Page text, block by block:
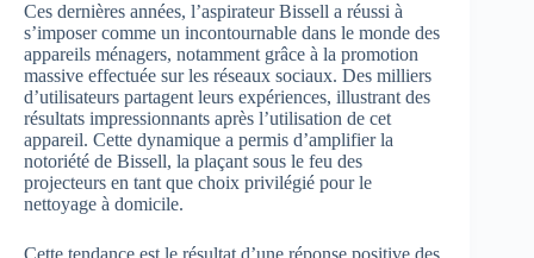
Ces dernières années, l’aspirateur Bissell a réussi à
s’imposer comme un incontournable dans le monde des
appareils ménagers, notamment grâce à la promotion
massive effectuée sur les réseaux sociaux. Des milliers
d’utilisateurs partagent leurs expériences, illustrant des
résultats impressionnants après l’utilisation de cet
appareil. Cette dynamique a permis d’amplifier la
notoriété de Bissell, la plaçant sous le feu des
projecteurs en tant que choix privilégié pour le
nettoyage à domicile.